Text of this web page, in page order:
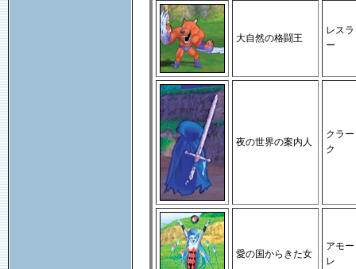
大自然の格闘王
レスラ
ー
夜の世界の案内人
クラー
ク
愛の国からきた女
アモー
レ